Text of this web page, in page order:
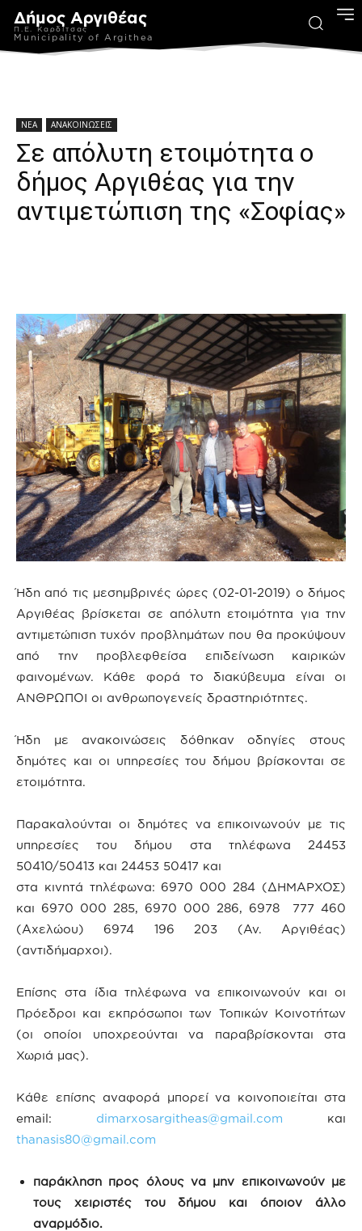
Δήμος Αργιθέας
Π.Ε. Καρδίτσας
Municipality of Argithea
ΝΕΑ ΑΝΑΚΟΙΝΩΣΕΙΣ
Σε απόλυτη ετοιμότητα ο
δήμος Αργιθέας για την
αντιμετώπιση της «Σοφίας»
Ήδη από τις μεσημβρινές ώρες (02-01-2019) ο δήμος
Αργιθέας βρίσκεται σε απόλυτη ετοιμότητα για την
αντιμετώπιση τυχόν προβλημάτων που θα προκύψουν
από την προβλεφθείσα επιδείνωση καιρικών
φαινομένων. Κάθε φορά το διακύβευμα είναι οι
ΑΝΘΡΩΠΟΙ οι ανθρωπογενείς δραστηριότητες.
Ήδη με ανακοινώσεις δόθηκαν οδηγίες στους
δημότες και οι υπηρεσίες του δήμου βρίσκονται σε
ετοιμότητα.
Παρακαλούνται οι δημότες να επικοινωνούν με τις
υπηρεσίες του δήμου στα τηλέφωνα 24453
50410/50413 και 24453 50417 και
στα κινητά τηλέφωνα: 6970 000 284 (ΔΗΜΑΡΧΟΣ)
και 6970 000 285, 6970 000 286, 6978 777 460
(Αχελώου) 6974 196 203 (Αν. Αργιθέας)
(αντιδήμαρχοι).
Επίσης στα ίδια τηλέφωνα να επικοινωνούν και οι
Πρόεδροι και εκπρόσωποι των Τοπικών Κοινοτήτων
(οι οποίοι υποχρεούνται να παραβρίσκονται στα
Χωριά μας).
Κάθε επίσης αναφορά μπορεί να κοινοποιείται στα
email: dimarxosargitheas@gmail.com και
thanasis80@gmail.com
παράκληση προς όλους να μην επικοινωνούν με
τους χειριστές του δήμου και όποιον άλλο
αναρμόδιο.